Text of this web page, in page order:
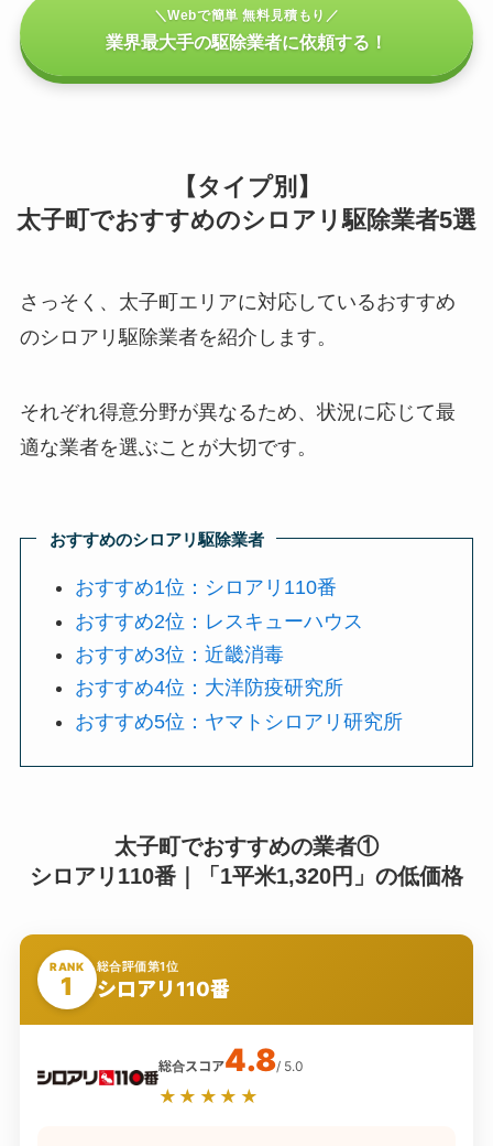
＼Webで簡単 無料見積もり／
業界最大手の駆除業者に依頼する！
【タイプ別】
太子町でおすすめのシロアリ駆除業者5選
さっそく、太子町エリアに対応しているおすすめ
のシロアリ駆除業者を紹介します。
それぞれ得意分野が異なるため、状況に応じて最
適な業者を選ぶことが大切です。
おすすめのシロアリ駆除業者
おすすめ1位：シロアリ110番
おすすめ2位：レスキューハウス
おすすめ3位：近畿消毒
おすすめ4位：大洋防疫研究所
おすすめ5位：ヤマトシロアリ研究所
太子町でおすすめの業者①
シロアリ110番｜「1平米1,320円」の低価格
RANK
1
総合評価第1位
シロアリ110番
総合スコア4.8/ 5.0
★★★★★